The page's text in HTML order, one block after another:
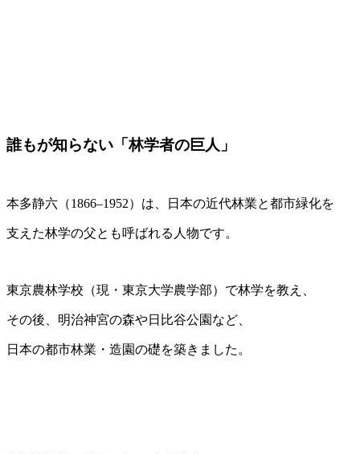
誰もが知らない「林学者の巨人」
本多静六（1866–1952）は、日本の近代林業と都市緑化を
支えた林学の父とも呼ばれる人物です。
東京農林学校（現・東京大学農学部）で林学を教え、
その後、明治神宮の森や日比谷公園など、
日本の都市林業・造園の礎を築きました。